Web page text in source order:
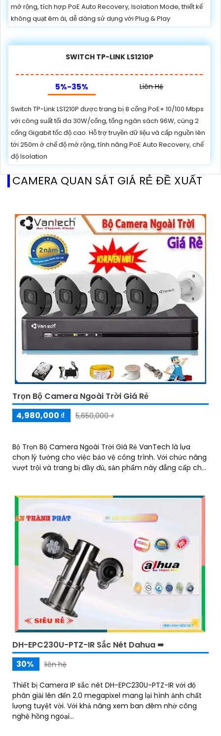
mở rộng, tích hợp PoE Auto Recovery, Isolation Mode, thiết kế
không quạt êm ái, dễ dàng sử dụng với Plug & Play
SWITCH TP-LINK LS1210P
5%-35% Liên Hệ
Switch TP-Link LS1210P được trang bị 8 cổng PoE+ 10/100 Mbps
với công suất tối đa 30W/cổng, tổng ngân sách 96W, cùng 2
cổng Gigabit tốc độ cao. Hỗ trợ truyền dữ liệu và cấp nguồn lên
tới 250m ở chế độ mở rộng, tính năng PoE Auto Recovery, chế
độ Isolation
CAMERA QUAN SÁT GIÁ RẺ ĐỀ XUẤT
Trọn Bộ Camera Ngoài Trời Giá Rẻ
4,980,000 ₫
5,650,000 ₫
Bộ Trọn Bộ Camera Ngoài Trời Giá Rẻ VanTech là lựa
chọn lý tưởng cho việc bảo vệ công trình. Với chức năng
vượt trội và trang bị đầy đủ, sản phẩm này đẳng cấp chất
DH-EPC230U-PTZ-IR Sắc Nét Dahua ➠
30%
liên hệ
Thiết bị Camera IP sắc nét DH-EPC230U-PTZ-IR với độ
phân giải lên đến 2.0 megapixel mang lại hình ảnh chất
lượng tuyệt vời. Với khả năng xem ban đêm nhờ công
nghệ hồng ngoại...